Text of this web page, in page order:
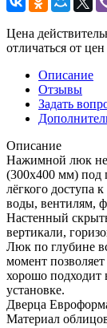
Цена
отличаться от
Описание
Отзывы
Задать
Описание
Нажимной люк
(300х400 мм) под
лёгкого доступа
воды, вентилям,
Настенный
вертикали,
Люк по глубине
момент
хорошо подходит
установке.
Дверца
Материал